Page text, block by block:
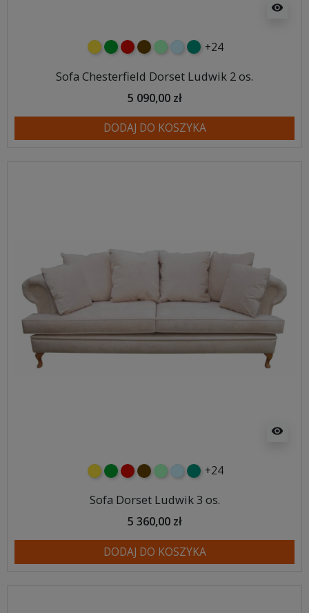
visibility
żółtyzielonyczerwony
czekoladowy
miętowybłękitny
turkusowy
+24
Sofa Chesterfield Dorset Ludwik 2 os.
5 090,00 zł
DODAJ DO KOSZYKA
visibility
żółtyzielonyczerwony
czekoladowy
miętowybłękitny
turkusowy
+24
Sofa Dorset Ludwik 3 os.
5 360,00 zł
DODAJ DO KOSZYKA